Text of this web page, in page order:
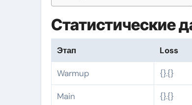
Статистические
Этап Loss
Warmup {}.{}
Main {}.{}